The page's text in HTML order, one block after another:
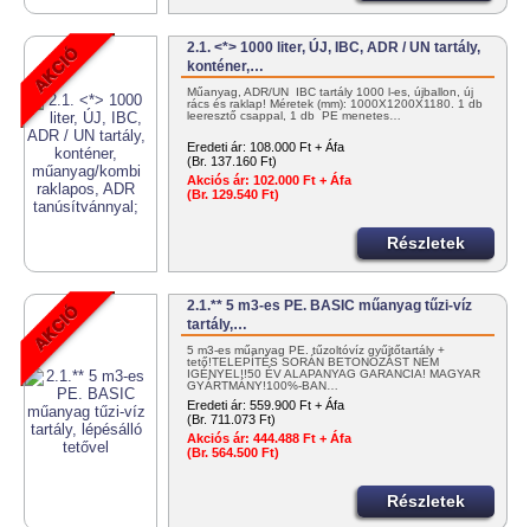
2.1. <*> 1000 liter, ÚJ, IBC, ADR / UN tartály,
konténer,…
Műanyag, ADR/UN IBC tartály 1000 l-es, újballon, új
rács és raklap! Méretek (mm): 1000X1200X1180. 1 db
leeresztő csappal, 1 db PE menetes…
Eredeti ár: 108.000 Ft + Áfa
(Br. 137.160 Ft)
Akciós ár: 102.000 Ft + Áfa
(Br. 129.540 Ft)
Részletek
2.1.** 5 m3-es PE. BASIC műanyag tűzi-víz
tartály,…
5 m3-es műanyag PE. tűzoltóvíz gyűjtőtartály +
tető!TELEPÍTÉS SORÁN BETONOZÁST NEM
IGÉNYEL!!50 ÉV ALAPANYAG GARANCIA! MAGYAR
GYÁRTMÁNY!100%-BAN…
Eredeti ár: 559.900 Ft + Áfa
(Br. 711.073 Ft)
Akciós ár: 444.488 Ft + Áfa
(Br. 564.500 Ft)
Részletek